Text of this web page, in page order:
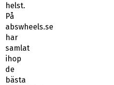
helst.
På
abswheels.se
har
samlat
ihop
de
bästa